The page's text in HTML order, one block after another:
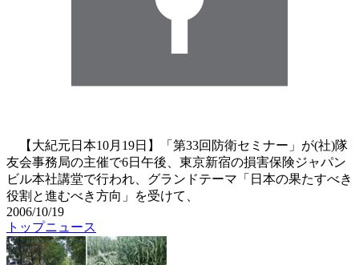
【大紀元日本10月19日】「第33回防衛セミナー」が(社)隊
友会事務局の主催で6日午後、東京新宿の損害保険ジャパン
ビル本社講堂で行われ、グランドテーマ「日本の果たすべき
役割と進むべき方向」を受けて、
2006/10/19
トップニュース